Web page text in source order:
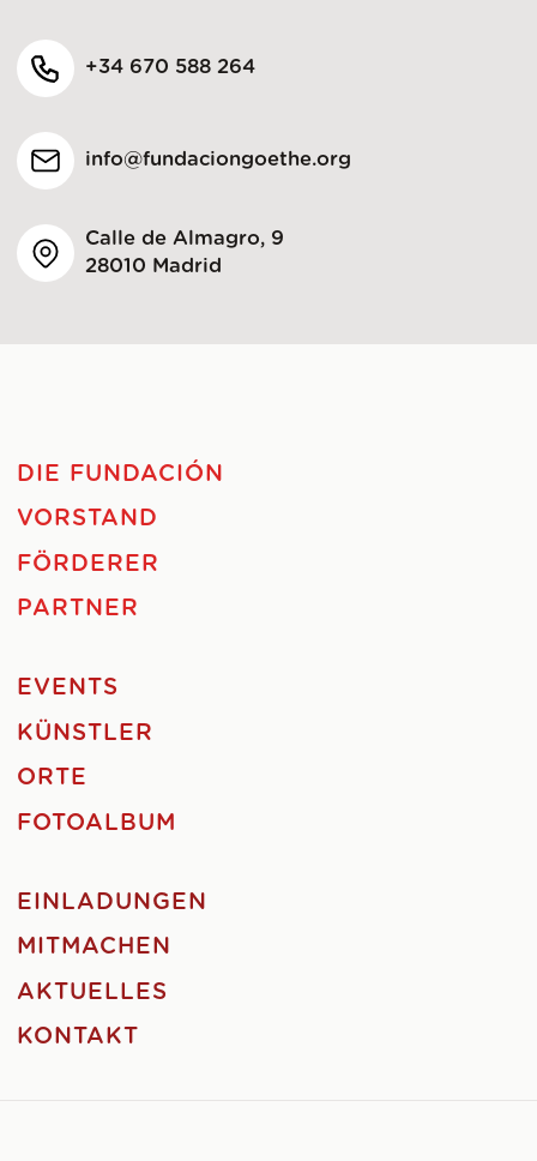
+34 670 588 264
info@fundaciongoethe.org
Calle de Almagro, 9
28010 Madrid
DIE FUNDACIÓN
VORSTAND
FÖRDERER
PARTNER
EVENTS
KÜNSTLER
ORTE
FOTOALBUM
EINLADUNGEN
MITMACHEN
AKTUELLES
KONTAKT